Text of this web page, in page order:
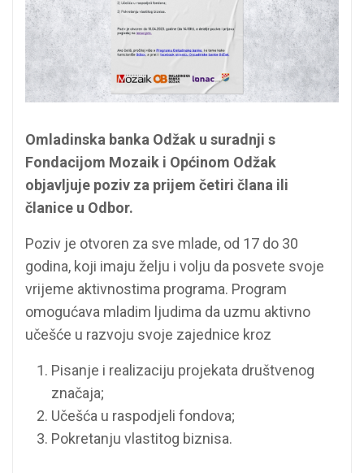
Omladinska banka Odžak u suradnji s
Fondacijom Mozaik i Općinom Odžak
objavljuje poziv za prijem četiri člana ili
članice u Odbor.
Poziv je otvoren za sve mlade, od 17 do 30
godina, koji imaju želju i volju da posvete svoje
vrijeme aktivnostima programa. Program
omogućava mladim ljudima da uzmu aktivno
učešće u razvoju svoje zajednice kroz
Pisanje i realizaciju projekata društvenog
značaja;
Učešća u raspodjeli fondova;
Pokretanju vlastitog biznisa.